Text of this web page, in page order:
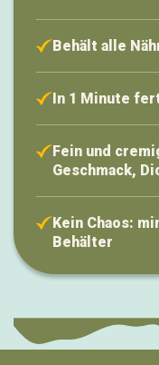
Behält alle
In 1 Minute
Fein und
Geschmack,
Kein Chaos:
Behälter